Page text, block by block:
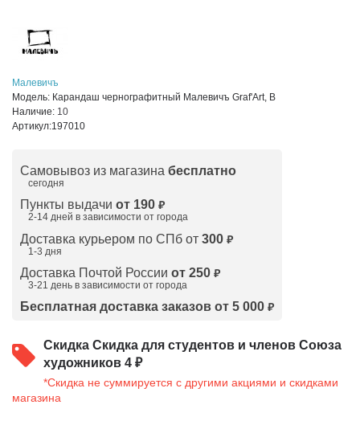
Малевичъ
Модель: Карандаш чернографитный Малевичъ Graf'Art, В
Наличие: 10
Артикул:197010
Самовывоз из магазина бесплатно
сегодня
Пункты выдачи от 190 ₽
2-14 дней в зависимости от города
Доставка курьером по СПб от 300 ₽
1-3 дня
Доставка Почтой России от 250 ₽
3-21 день в зависимости от города
Бесплатная доставка заказов от 5 000 ₽
Скидка Скидка для студентов и членов Союза
художников 4 ₽
*Скидка не суммируется с другими акциями и скидками
магазина